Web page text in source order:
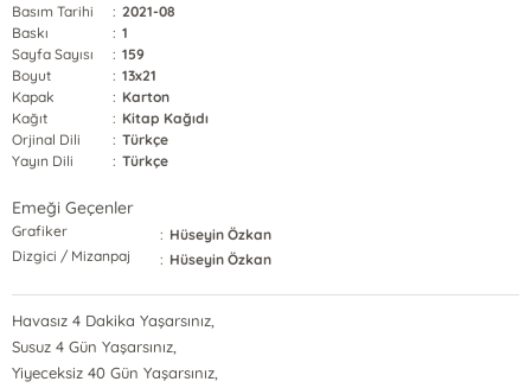
Basım Tarihi
: 2021-08
Baskı
: 1
Sayfa Sayısı
: 159
Boyut
: 13x21
Kapak
: Karton
Kağıt
: Kitap Kağıdı
Orjinal Dili
: Türkçe
Yayın Dili
: Türkçe
Emeği Geçenler
Grafiker : Hüseyin Özkan
Dizgici / Mizanpaj
: Hüseyin Özkan
Havasız 4 Dakika Yaşarsınız,
Susuz 4 Gün Yaşarsınız,
Yiyeceksiz 40 Gün Yaşarsınız,